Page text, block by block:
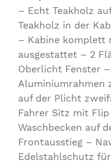
– Echt Teakholz
Teakholz in der
– Kabine komplett
ausgestattet – 2
Oberlicht Fenster
Aluminiumrahmen
auf der Plicht
Fahrer Sitz mit
Waschbecken auf
Frontausstieg –
Edelstahlschutz